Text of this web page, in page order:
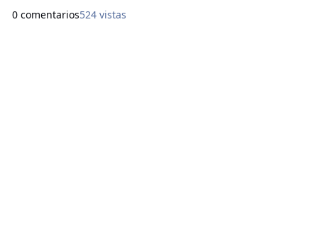
fundadoras del mismo Sincelejo y de sus alrededores.
0 comentarios524 vistas